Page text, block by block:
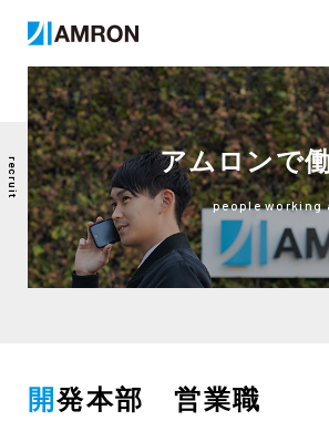
アムロンで
people working
recruit
開発本部 営業職